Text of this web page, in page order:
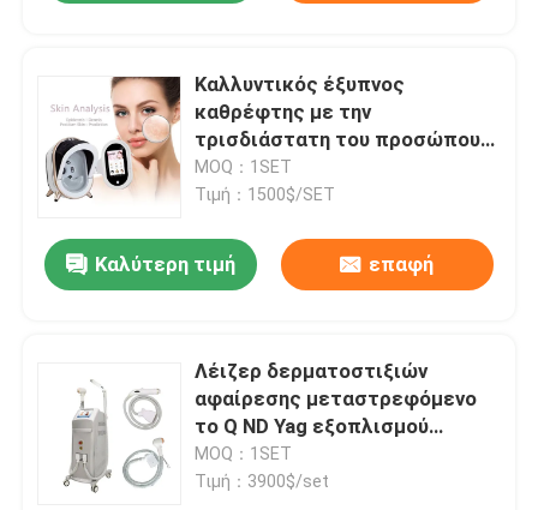
Προϊόντα
Βίντεο
Εμφάνιση VR
Γύρος εργοστασίων
Ποιοτικός έλεγχος
Καλλυντικός έξυπνος
καθρέφτης με την
τρισδιάστατη του προσώπου
μηχανή συσκευών ανάλυσης
δερμάτων αναγνώρισης
MOQ：1SET
Τιμή：1500$/SET
Καλύτερη τιμή επαφή
Λέιζερ δερματοστιξιών
αφαίρεσης μεταστρεφόμενο
το Q ND Yag εξοπλισμού
ομορφιάς μηχανών 808nm
πολυσύνθετο
MOQ：1SET
Τιμή：3900$/set